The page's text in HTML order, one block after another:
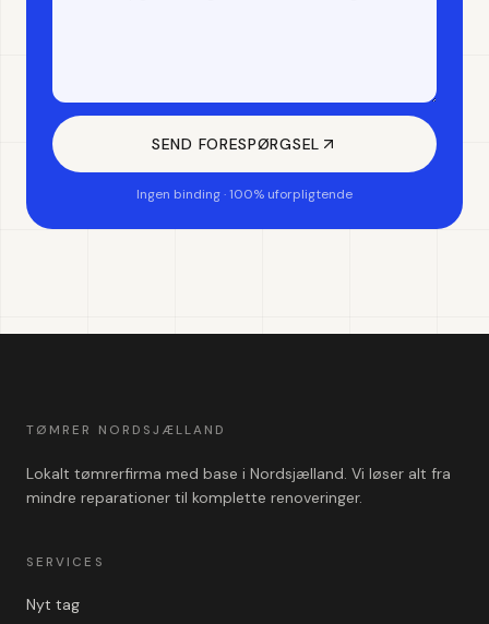
SEND FORESPØRGSEL
Ingen binding · 100% uforpligtende
TØMRER NORDSJÆLLAND
Lokalt tømrerfirma med base i Nordsjælland. Vi løser alt fra
mindre reparationer til komplette renoveringer.
SERVICES
Nyt tag